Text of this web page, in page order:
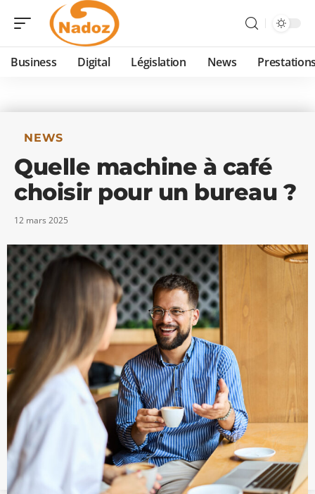
Business Digital Législation News
NEWS
Quelle machine à café
choisir pour un bureau ?
12 mars 2025